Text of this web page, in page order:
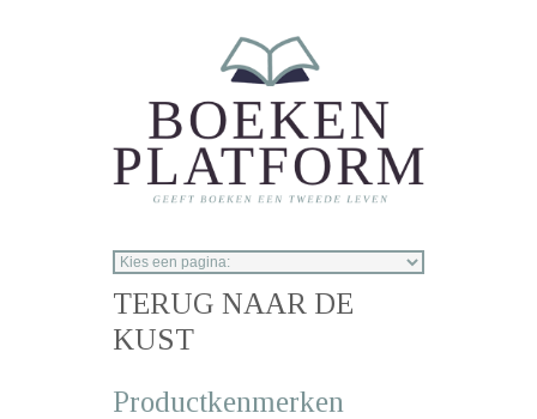
TERUG NAAR DE
KUST
Productkenmerken